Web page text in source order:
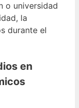
o universidad
la
durante el
en